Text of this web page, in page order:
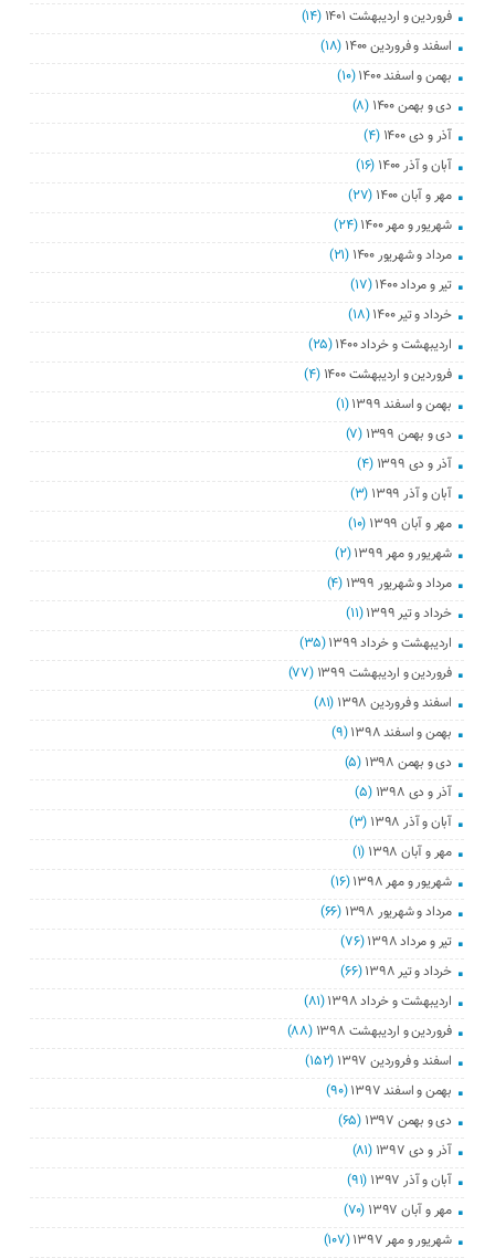
فروردین و اردیبهشت ۱۴۰۱
(۱۴)
اسفند و فروردین ۱۴۰۰
(۱۸)
بهمن و اسفند ۱۴۰۰
(۱۰)
دی و بهمن ۱۴۰۰
(۸)
آذر و دی ۱۴۰۰
(۴)
آبان و آذر ۱۴۰۰
(۱۶)
مهر و آبان ۱۴۰۰
(۲۷)
شهریور و مهر ۱۴۰۰
(۲۴)
مرداد و شهریور ۱۴۰۰
(۲۱)
تیر و مرداد ۱۴۰۰
(۱۷)
خرداد و تیر ۱۴۰۰
(۱۸)
اردیبهشت و خرداد ۱۴۰۰
(۲۵)
فروردین و اردیبهشت ۱۴۰۰
(۴)
بهمن و اسفند ۱۳۹۹
(۱)
دی و بهمن ۱۳۹۹
(۷)
آذر و دی ۱۳۹۹
(۴)
آبان و آذر ۱۳۹۹
(۳)
مهر و آبان ۱۳۹۹
(۱۰)
شهریور و مهر ۱۳۹۹
(۲)
مرداد و شهریور ۱۳۹۹
(۴)
خرداد و تیر ۱۳۹۹
(۱۱)
اردیبهشت و خرداد ۱۳۹۹
(۳۵)
فروردین و اردیبهشت ۱۳۹۹
(۷۷)
اسفند و فروردین ۱۳۹۸
(۸۱)
بهمن و اسفند ۱۳۹۸
(۹)
دی و بهمن ۱۳۹۸
(۵)
آذر و دی ۱۳۹۸
(۵)
آبان و آذر ۱۳۹۸
(۳)
مهر و آبان ۱۳۹۸
(۱)
شهریور و مهر ۱۳۹۸
(۱۶)
مرداد و شهریور ۱۳۹۸
(۶۶)
تیر و مرداد ۱۳۹۸
(۷۶)
خرداد و تیر ۱۳۹۸
(۶۶)
اردیبهشت و خرداد ۱۳۹۸
(۸۱)
فروردین و اردیبهشت ۱۳۹۸
(۸۸)
اسفند و فروردین ۱۳۹۷
(۱۵۲)
بهمن و اسفند ۱۳۹۷
(۹۰)
دی و بهمن ۱۳۹۷
(۶۵)
آذر و دی ۱۳۹۷
(۸۱)
آبان و آذر ۱۳۹۷
(۹۱)
مهر و آبان ۱۳۹۷
(۷۰)
شهریور و مهر ۱۳۹۷
(۱۰۷)